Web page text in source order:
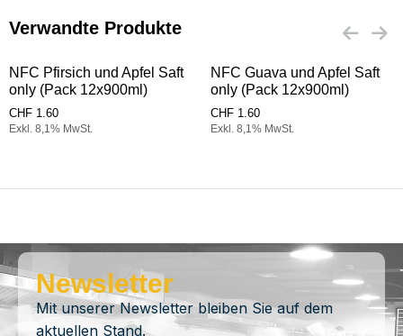
Verwandte Produkte
NFC Pfirsich und Apfel Saft
only (Pack 12x900ml)
CHF 1.60
Exkl. 8,1% MwSt.
NFC Guava und Apfel Saft
only (Pack 12x900ml)
CHF 1.60
Exkl. 8,1% MwSt.
Newsletter
Mit unserer Newsletter bleiben Sie auf dem
aktuellen Stand.